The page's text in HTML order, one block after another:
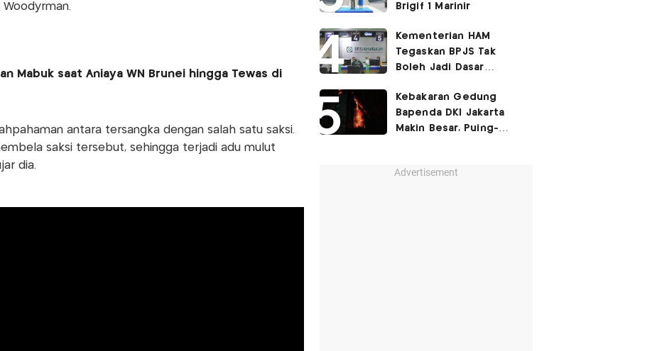
Mabuk saat Aniaya WN Brunei hingga Tewas di
antara tersangka dengan salah satu saksi.
saksi tersebut, sehingga terjadi adu mulut
dia.
Brigif 1 Marinir
Kementerian HAM
Tegaskan BPJS Tak
Boleh Jadi Dasar
Layanan Kesehatan
Kebakaran Gedung
Bapenda DKI Jakarta
Makin Besar, Puing-
Advertisement